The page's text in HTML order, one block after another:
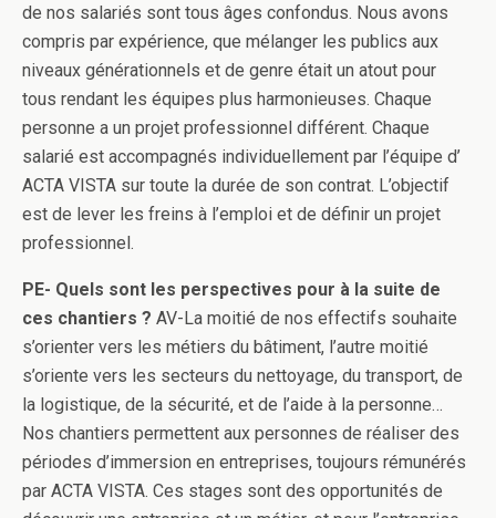
de nos salariés sont tous âges confondus. Nous avons
compris par expérience, que mélanger les publics aux
niveaux générationnels et de genre était un atout pour
tous rendant les équipes plus harmonieuses. Chaque
personne a un projet professionnel différent. Chaque
salarié est accompagnés individuellement par l’équipe d’
ACTA VISTA sur toute la durée de son contrat. L’objectif
est de lever les freins à l’emploi et de définir un projet
professionnel.
PE- Quels sont les perspectives pour à la suite de
ces chantiers ? AV-La moitié de nos effectifs souhaite
s’orienter vers les métiers du bâtiment, l’autre moitié
s’oriente vers les secteurs du nettoyage, du transport, de
la logistique, de la sécurité, et de l’aide à la personne…
Nos chantiers permettent aux personnes de réaliser des
périodes d’immersion en entreprises, toujours rémunérés
par ACTA VISTA. Ces stages sont des opportunités de